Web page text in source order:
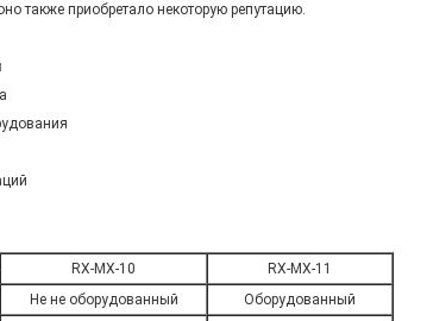
также приобретало некоторую репутацию.
RX-MX-10
RX-MX-11
Не не оборудованный
Оборудованный